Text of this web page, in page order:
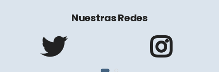
Nuestras Redes